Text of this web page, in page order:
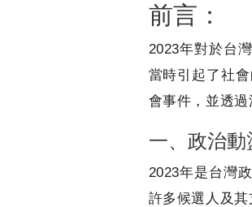
前言：
2023年對於台
當時引起了社
會事件，並透過
一、政治
2023年是台灣
許多候選人及